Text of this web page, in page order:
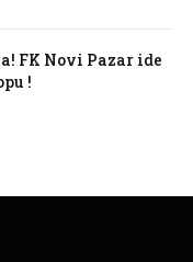
FK Novi Pazar ide
!